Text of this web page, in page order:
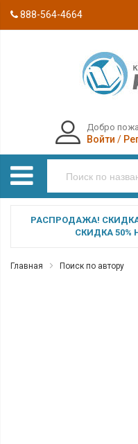
888-564-4664
Добро
Войти /
РАСПРОДАЖА! СКИДКА
СКИДКА 50%
Главная Поиск по автору